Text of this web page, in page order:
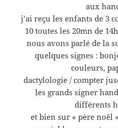
aux
j’ai reçu les enfants de 3
10 toutes les 20mn de
nous avons parlé de la
quelques signes :
couleurs,
dactylologie / compter
les grands signer
différents
et bien sur « père noël